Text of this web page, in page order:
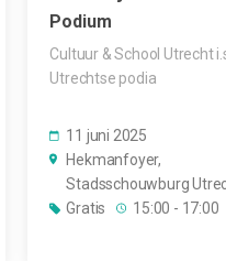
Podium
Cultuur & School Utrecht
Utrechtse podia
11 juni 2025
Hekmanfoyer,
Stadsschouwburg
Gratis
15:00 - 17:00